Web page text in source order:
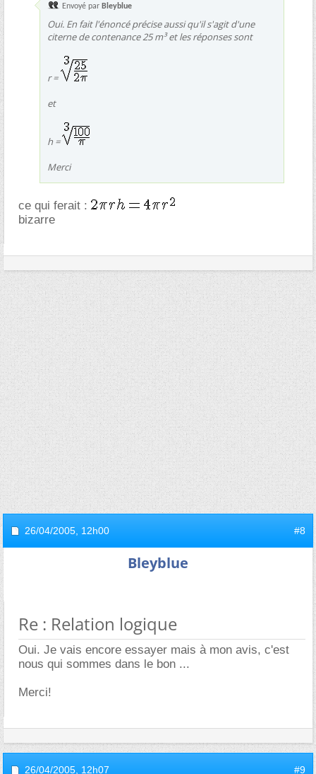
Envoyé par Bleyblue
Oui. En fait l'énoncé précise aussi qu'il s'agit d'une
citerne de contenance 25 m³ et les réponses sont
r =
et
h =
Merci
ce qui ferait :
bizarre
26/04/2005, 12h00 #8
Bleyblue
Re : Relation logique
Oui. Je vais encore essayer mais à mon avis, c'est
nous qui sommes dans le bon ...
Merci!
26/04/2005, 12h07 #9